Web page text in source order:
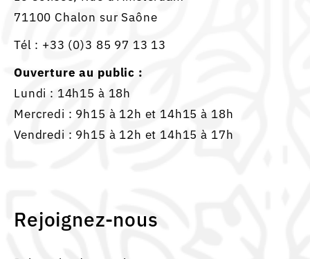
71100 Chalon sur Saône
Tél : +33 (0)3 85 97 13 13
Ouverture au public :
Lundi : 14h15 à 18h
Mercredi : 9h15 à 12h et 14h15 à 18h
Vendredi : 9h15 à 12h et 14h15 à 17h
Rejoignez-nous